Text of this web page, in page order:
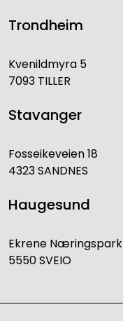
Trondheim
Kvenildmyra 5
7093 TILLER
Stavanger
Fosseikeveien 18
4323 SANDNES
Haugesund
Ekrene Næringspark
5550 SVEIO